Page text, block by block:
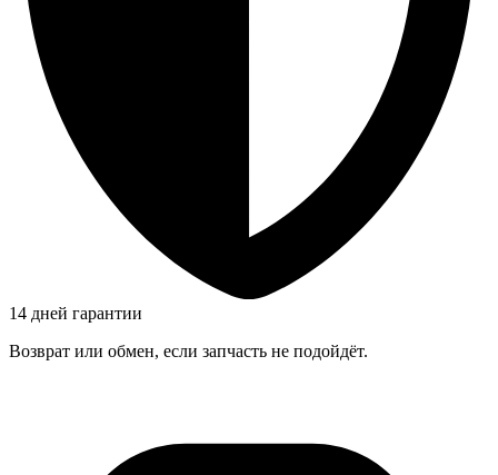
14 дней гарантии
Возврат или обмен, если запчасть не подойдёт.